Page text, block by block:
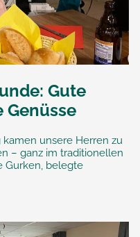
Gute
Genüsse
unsere Herren zu
– ganz im traditionellen
Gurken, belegte